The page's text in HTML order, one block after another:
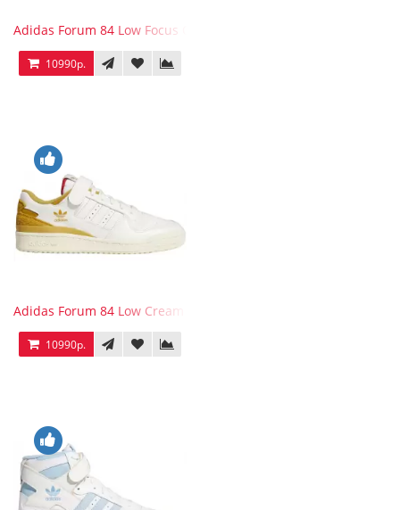
Adidas Forum 84 Low Focus Orange
10990р.
Adidas Forum 84 Low Cream White Victory Gold
10990р.